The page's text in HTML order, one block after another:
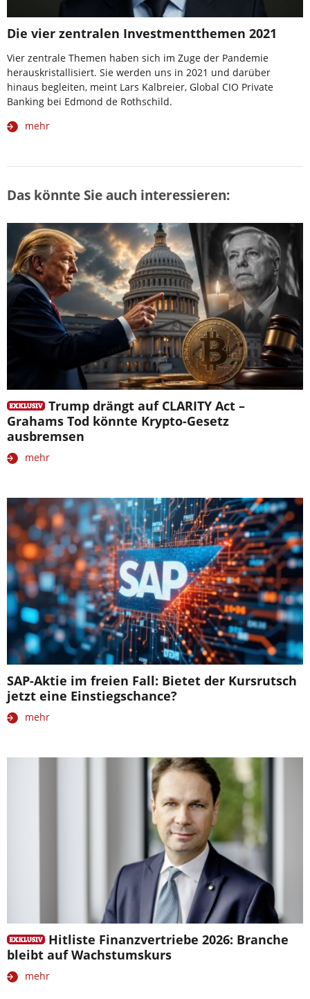
Die vier zentralen Investmentthemen 2021
Vier zentrale Themen haben sich im Zuge der Pandemie
herauskristallisiert. Sie werden uns in 2021 und darüber
hinaus begleiten, meint Lars Kalbreier, Global CIO Private
Banking bei Edmond de Rothschild.
mehr
Das könnte Sie auch interessieren:
Trump drängt auf CLARITY Act –
Grahams Tod könnte Krypto-Gesetz
ausbremsen
mehr
SAP-Aktie im freien Fall: Bietet der Kursrutsch
jetzt eine Einstiegschance?
mehr
Hitliste Finanzvertriebe 2026: Branche
bleibt auf Wachstumskurs
mehr